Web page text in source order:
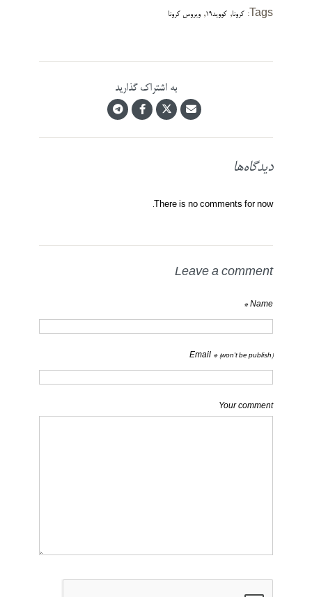
Tags: کرونا, کووید19 , ویروس کرونا
به اشتراک گذارید
دیدگاه‌ها
There is no comments for now.
Leave a comment
Name *
Email * (won't be publish)
Your comment